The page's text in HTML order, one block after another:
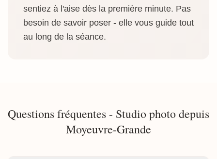
sentiez à l'aise dès la première minute. Pas
besoin de savoir poser - elle vous guide tout
au long de la séance.
Questions fréquentes - Studio photo depuis
Moyeuvre-Grande